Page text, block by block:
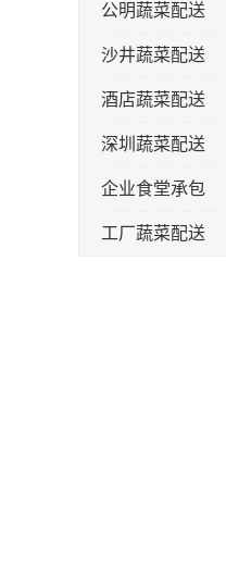
公明蔬菜配送
沙井蔬菜配送
酒店蔬菜配送
深圳蔬菜配送
企业食堂承包
工厂蔬菜配送